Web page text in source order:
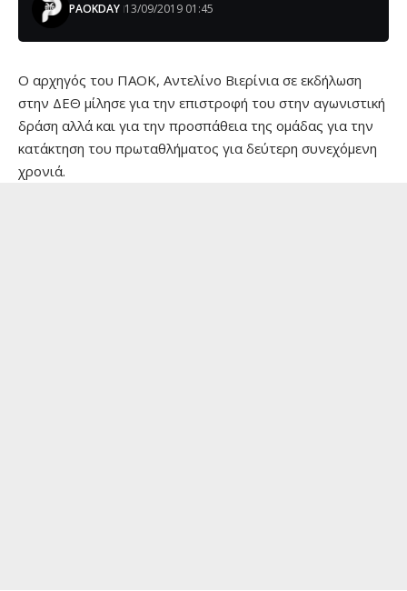
PAOKDAY 13/09/2019 01:45
O αρχηγός του ΠΑΟΚ, Αντελίνο Βιερίνια σε εκδήλωση
στην ΔΕΘ μίλησε για την επιστροφή του στην αγωνιστική
δράση αλλά και για την προσπάθεια της ομάδας για την
κατάκτηση του πρωταθλήματος για δεύτερη συνεχόμενη
χρονιά.